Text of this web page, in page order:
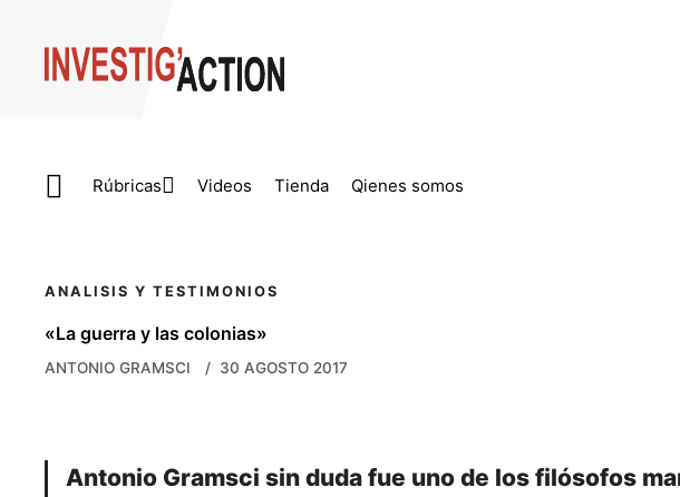
Rúbricas Videos Tienda Qienes somos
«La guerra y las colonias»
ANTONIO GRAMSCI 30 AGOSTO 2017
Antonio Gramsci sin duda fue uno de los filósofos
ANALISIS Y TESTIMONIOS